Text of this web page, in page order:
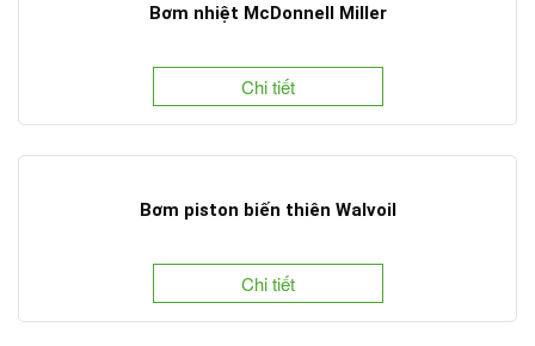
Bơm nhiệt McDonnell Miller
Chi tiết
Bơm piston biến thiên Walvoil
Chi tiết